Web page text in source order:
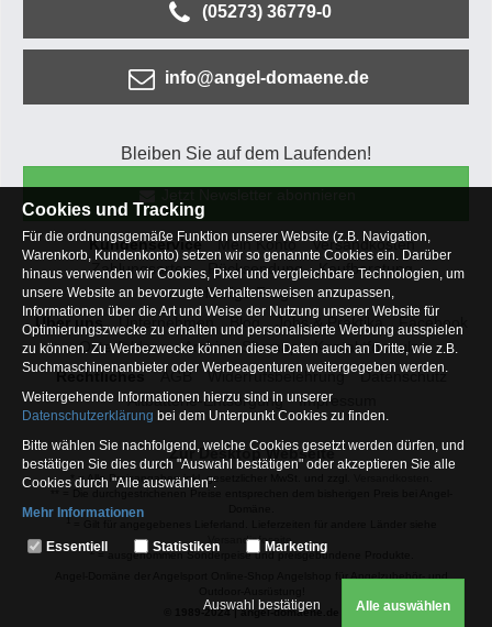
(05273) 36779-0
info@angel-domaene.de
Bleiben Sie auf dem Laufenden!
Kundenservice Mein Konto
Versandkosten
Zahlungsarten
Rücksendung
Kaufberatung
Häufige Fragen
Über uns
Unternehmen Blog Jobs & Praktika
Facebook
Osterfeldsee
Archiv Sitemap
Kontaktformular
Rechtliches
AGB Widerrufsbelehrung
Datenschutz
Altbatterie-Entsorgung
Impressum
Zur Desktop Webseite
* = Alle Preisangaben inkl. gesetzlicher MwSt. und zzgl.
Versandinfoseite.
2= ausgenommen Sonderpeise und preisgebundene Produkte.
© 1989-2024 | angel-domaene.de
Cookies und Tracking
Für die ordnungsgemäße Funktion unserer Website (z.B. Navigation,
Warenkorb, Kundenkonto) setzen wir so genannte Cookies ein. Darüber
hinaus verwenden wir Cookies, Pixel und vergleichbare Technologien, um
unsere Website an bevorzugte Verhaltensweisen anzupassen,
Informationen über die Art und Weise der Nutzung unserer Website für
Optimierungszwecke zu erhalten und personalisierte Werbung ausspielen
zu können. Zu Werbezwecke können diese Daten auch an Dritte, wie z.B.
Suchmaschinenanbieter oder Werbeagenturen weitergegeben werden.
Weitergehende Informationen hierzu sind in unserer
Datenschutzerklärung bei dem Unterpunkt Cookies zu finden.
Bitte wählen Sie nachfolgend, welche Cookies gesetzt werden dürfen, und
bestätigen Sie dies durch "Auswahl bestätigen" oder akzeptieren Sie alle
Cookies durch "Alle auswählen":
Mehr Informationen
Essentiell
weshalb auf diese nicht verzichtet werden kann
Essentiell Statistiken Marketing
Auswahl bestätigen Alle auswählen